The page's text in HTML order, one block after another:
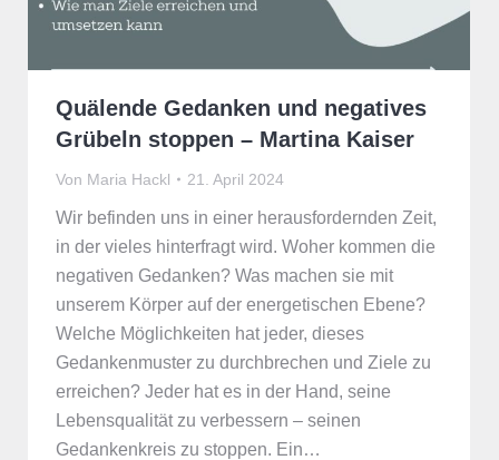
Quälende Gedanken und negatives
Grübeln stoppen – Martina Kaiser
Von Maria Hackl 21. April 2024
Wir befinden uns in einer herausfordernden Zeit,
in der vieles hinterfragt wird. Woher kommen die
negativen Gedanken? Was machen sie mit
unserem Körper auf der energetischen Ebene?
Welche Möglichkeiten hat jeder, dieses
Gedankenmuster zu durchbrechen und Ziele zu
erreichen? Jeder hat es in der Hand, seine
Lebensqualität zu verbessern – seinen
Gedankenkreis zu stoppen. Ein…